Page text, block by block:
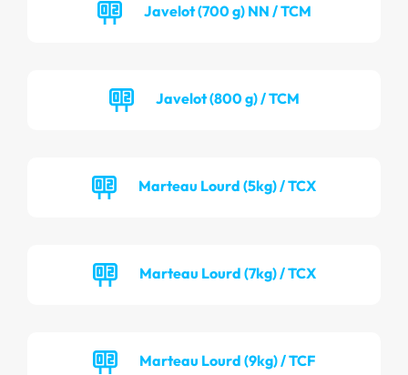
Javelot (700 g) NN / TCM
Javelot (800 g) / TCM
Marteau Lourd (5kg) / TCX
Marteau Lourd (7kg) / TCX
Marteau Lourd (9kg) / TCF